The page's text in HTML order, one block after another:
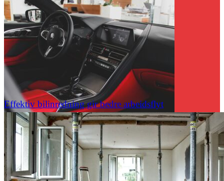
Effektiv bilinredning gir bedre arbeidsflyt